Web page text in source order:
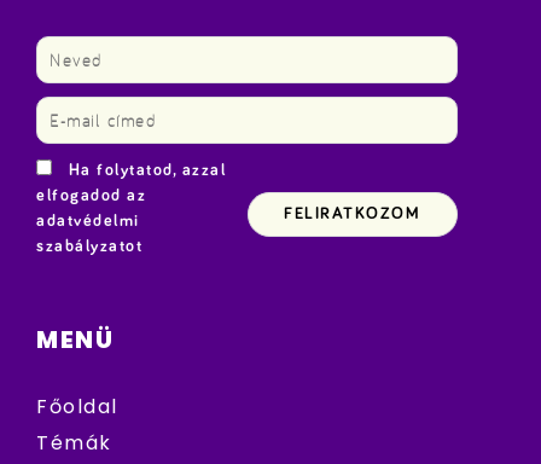
Ha folytatod, azzal
elfogadod az
adatvédelmi
szabályzatot
MENÜ
Főoldal
Témák